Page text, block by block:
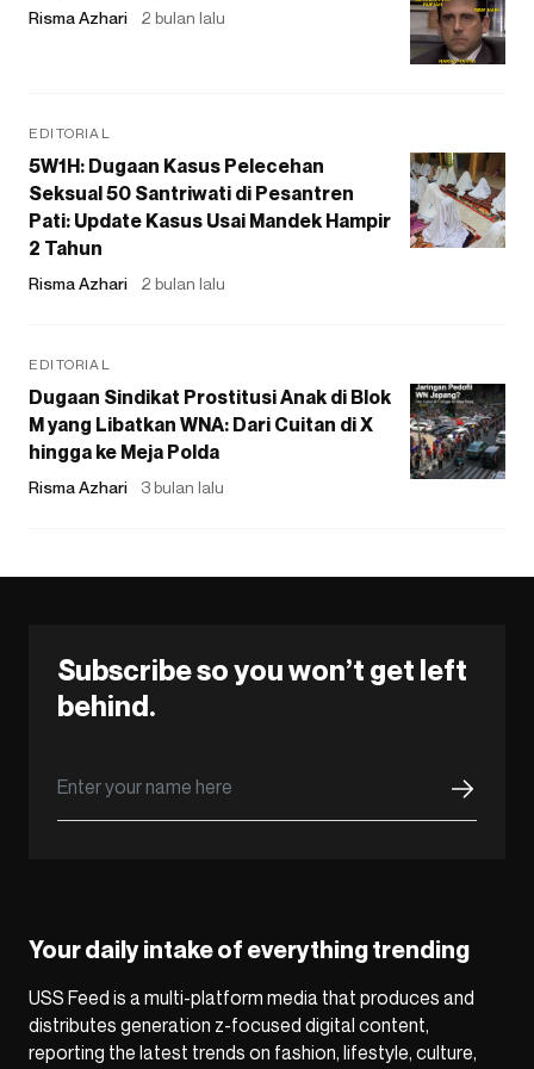
Risma Azhari 2 bulan lalu
EDITORIAL
5W1H: Dugaan Kasus Pelecehan
Seksual 50 Santriwati di Pesantren
Pati: Update Kasus Usai Mandek Hampir
2 Tahun
Risma Azhari 2 bulan lalu
EDITORIAL
Dugaan Sindikat Prostitusi Anak di Blok
M yang Libatkan WNA: Dari Cuitan di X
hingga ke Meja Polda
Risma Azhari 3 bulan lalu
Subscribe so you won’t get left
behind.
Your daily intake of everything trending
USS Feed is a multi-platform media that produces and
distributes generation z-focused digital content,
reporting the latest trends on fashion, lifestyle, culture,